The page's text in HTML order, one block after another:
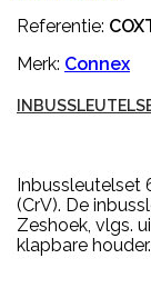
Referentie:
Merk: Connex
Inbussleutelset
(CrV). De
Zeshoek, vlgs.
klapbare houder.